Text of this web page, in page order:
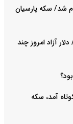
امروز یکشنبه ۱۸ مرداد ۱۴۰۵ اعلام شد/ سکه پارسیان
دلار، یورو و پوند امروز یکشنبه ۱۸ مرداد ۱۴۰۵/ دلار آزاد امروز چند
۱۸ مرداد ۱۴۰۵/ طلا کوتاه آمد، سکه